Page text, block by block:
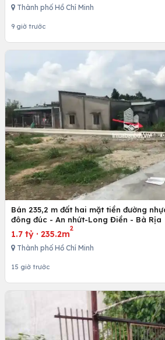
Thành phố Hồ Chí Minh
9 giờ trước
Bán 235,2 m đất hai mặt tiền đường
đông đúc - An nhứt-Long Điền - Bà Rịa
1.7 tỷ · 235.2m
2
Thành phố Hồ Chí Minh
15 giờ trước